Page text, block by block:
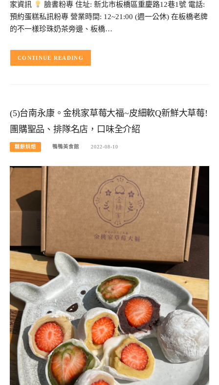
家資訊
臉書粉專 住址: 新北市板橋區重慶路12巷1號 電話:
預約蛋糕私訊粉專 營業時間: 12~21:00 (週一公休) 在板橋老牌
的不一樣珍珠奶茶旁邊、板橋…
CONTINUE READING
(5)台南永康。金桃家草莓大福~皮細軟Q新鮮大草莓!
團購聖品、排隊名店，口味全介紹
糕餅烘焙 鴨鴨美食館 2022-08-10